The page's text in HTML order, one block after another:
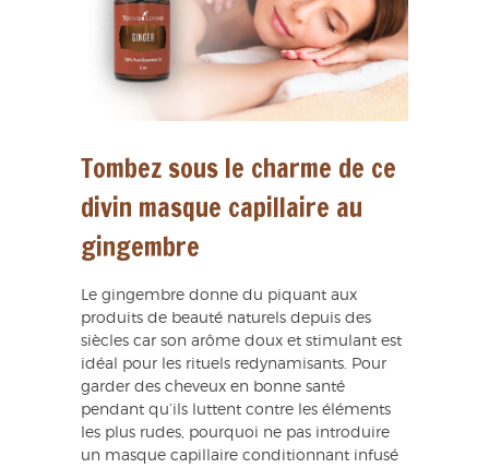
Tombez sous le charme de ce
divin masque capillaire au
gingembre
Le gingembre donne du piquant aux
produits de beauté naturels depuis des
siècles car son arôme doux et stimulant est
idéal pour les rituels redynamisants. Pour
garder des cheveux en bonne santé
pendant qu’ils luttent contre les éléments
les plus rudes, pourquoi ne pas introduire
un masque capillaire conditionnant infusé